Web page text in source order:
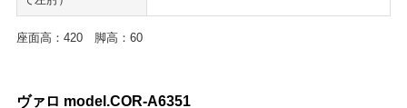
座面高：420 脚高：60
ヴァロ model.COR-A6351